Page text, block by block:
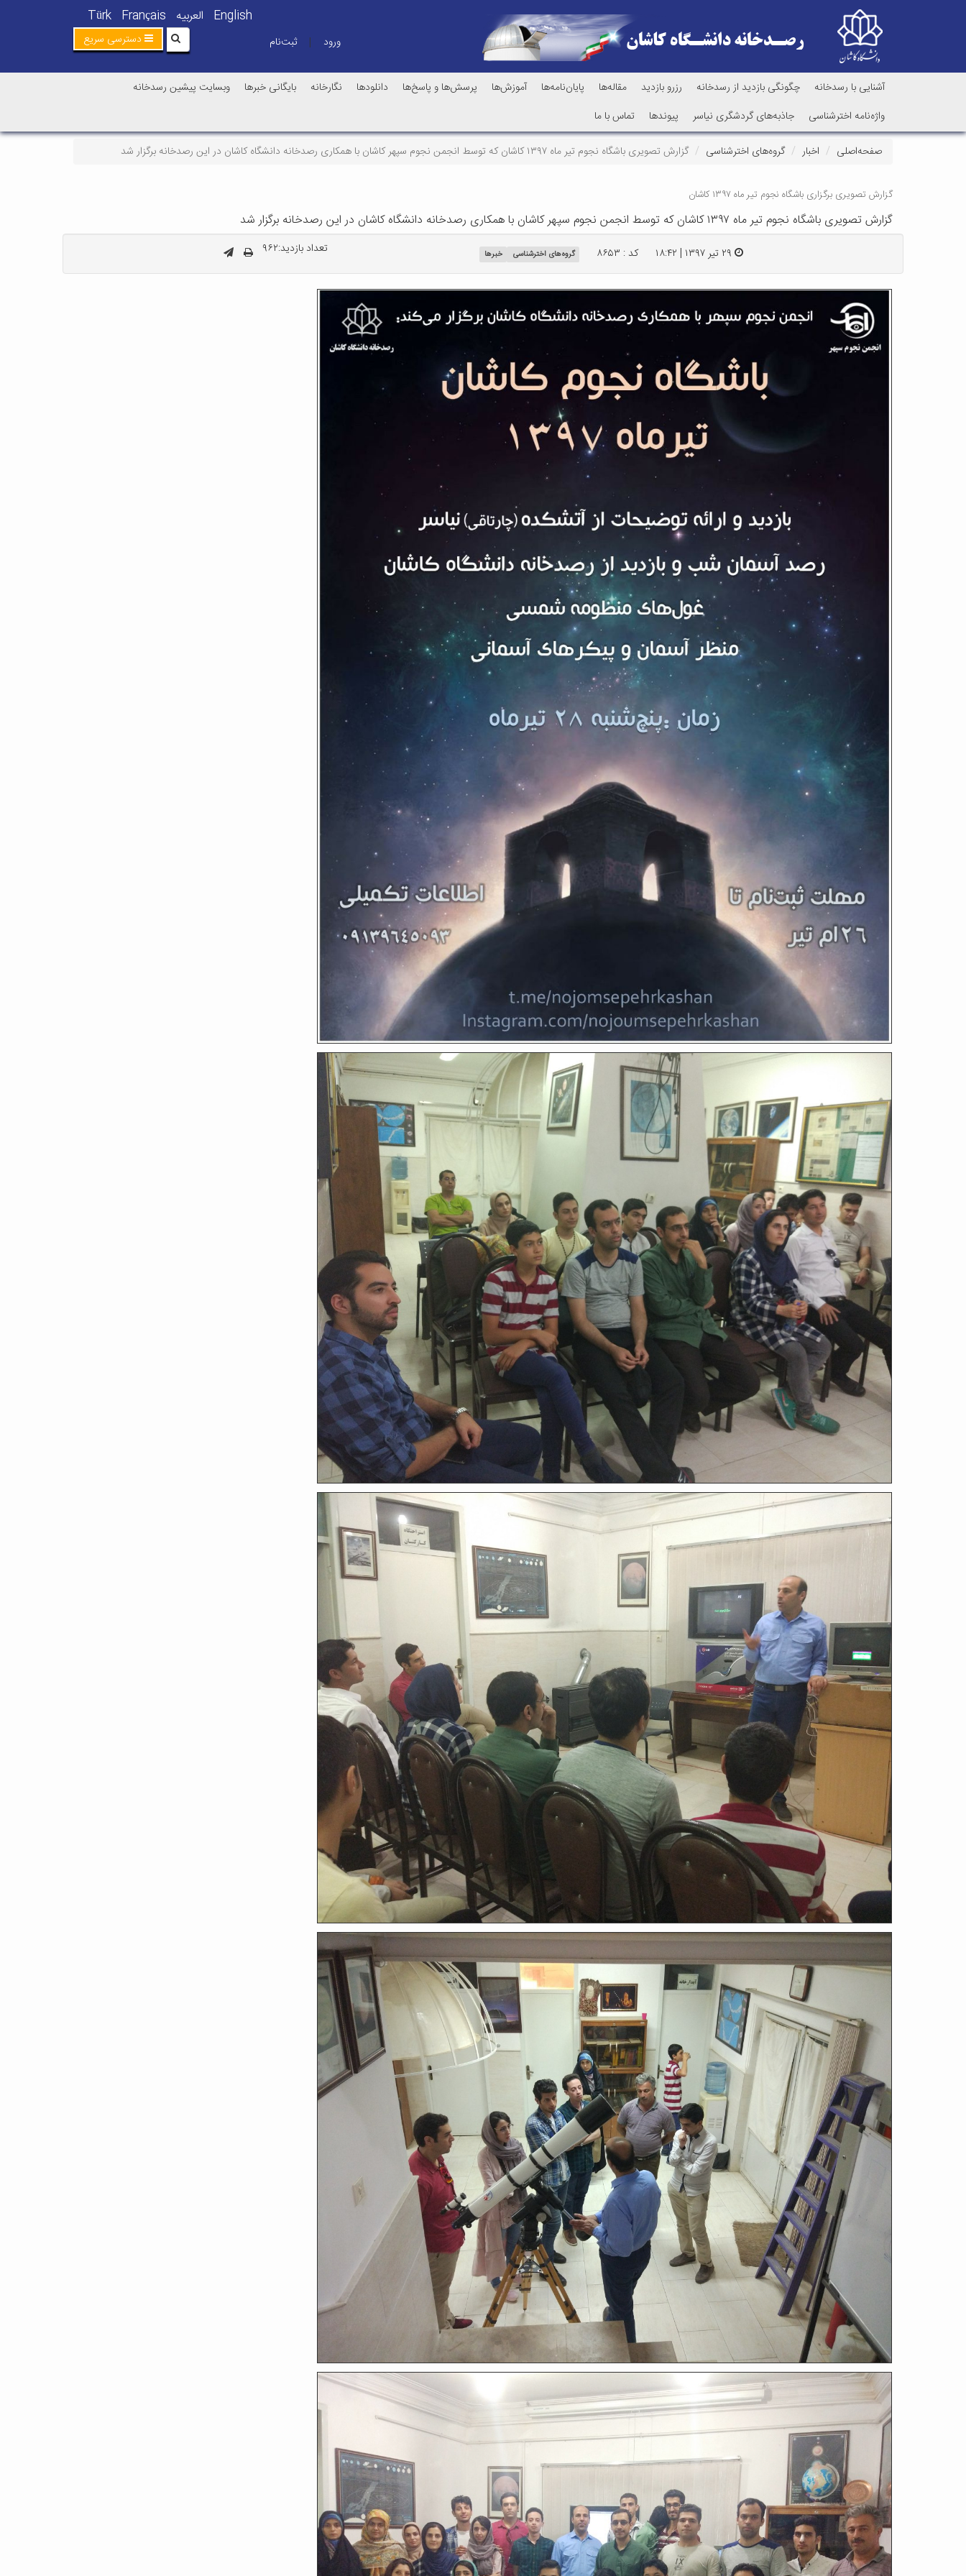
English العربیه Français
Türk
ورود | ثبت‌نام دسترسی سریع
آشنایی با رسدخانه چگونگی بازدید از رسدخانه رزرو بازدید مقاله‌ها پایان‌نامه‌ها آموزش‌ها پرسش‌ها و پاسخ‌ها دانلودها نگارخانه بایگانی خبرها
وبسایت پیشین رسدخانه
واژه‌نامه اخترشناسی
جاذبه‌های گردشگری نیاسر پیوندها تماس با ما
صفحه‌اصلی اخبار گروه‌های اخترشناسی گزارش تصویری باشگاه نجوم تیر ماه ۱۳۹۷ کاشان که توسط انجمن نجوم سپهر کاشان با همکاری رصدخانه دانشگاه کاشان در این رصدخانه برگزار شد
گزارش تصویری برگزاری باشگاه نجوم تیر ماه ۱۳۹۷ کاشان
گزارش تصویری باشگاه نجوم تیر ماه ۱۳۹۷ کاشان که توسط انجمن نجوم سپهر کاشان با همکاری رصدخانه دانشگاه کاشان در این رصدخانه برگزار شد
۲۹ تیر ۱۳۹۷ | ۱۸:۴۲ کد : ۸۶۵۳ گروه‌های اخترشناسی خبرها تعداد بازدید:۹۶۲